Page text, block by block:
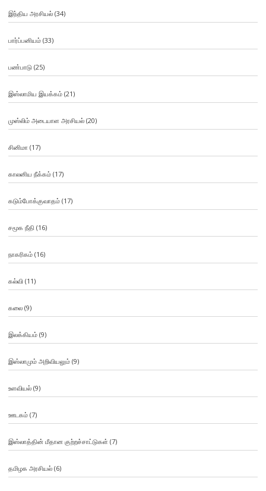
இந்திய அரசியல்(34)
பார்ப்பனியம்(33)
பண்பாடு(25)
இஸ்லாமிய இயக்கம்(21)
முஸ்லிம் அடையாள அரசியல்(20)
சினிமா (17)
காலனிய நீக்கம்(17)
கடும்போக்குவாதம்(17)
சமூக நீதி (16)
நாகரிகம்(16)
கல்வி (11)
கலை(9)
இலக்கியம்(9)
இஸ்லாமும் அறிவியலும்(9)
உளவியல்(9)
ஊடகம்(7)
இஸ்லாத்தின் மீதான குற்றச்சாட்டுகள் (7)
தமிழக அரசியல்(6)